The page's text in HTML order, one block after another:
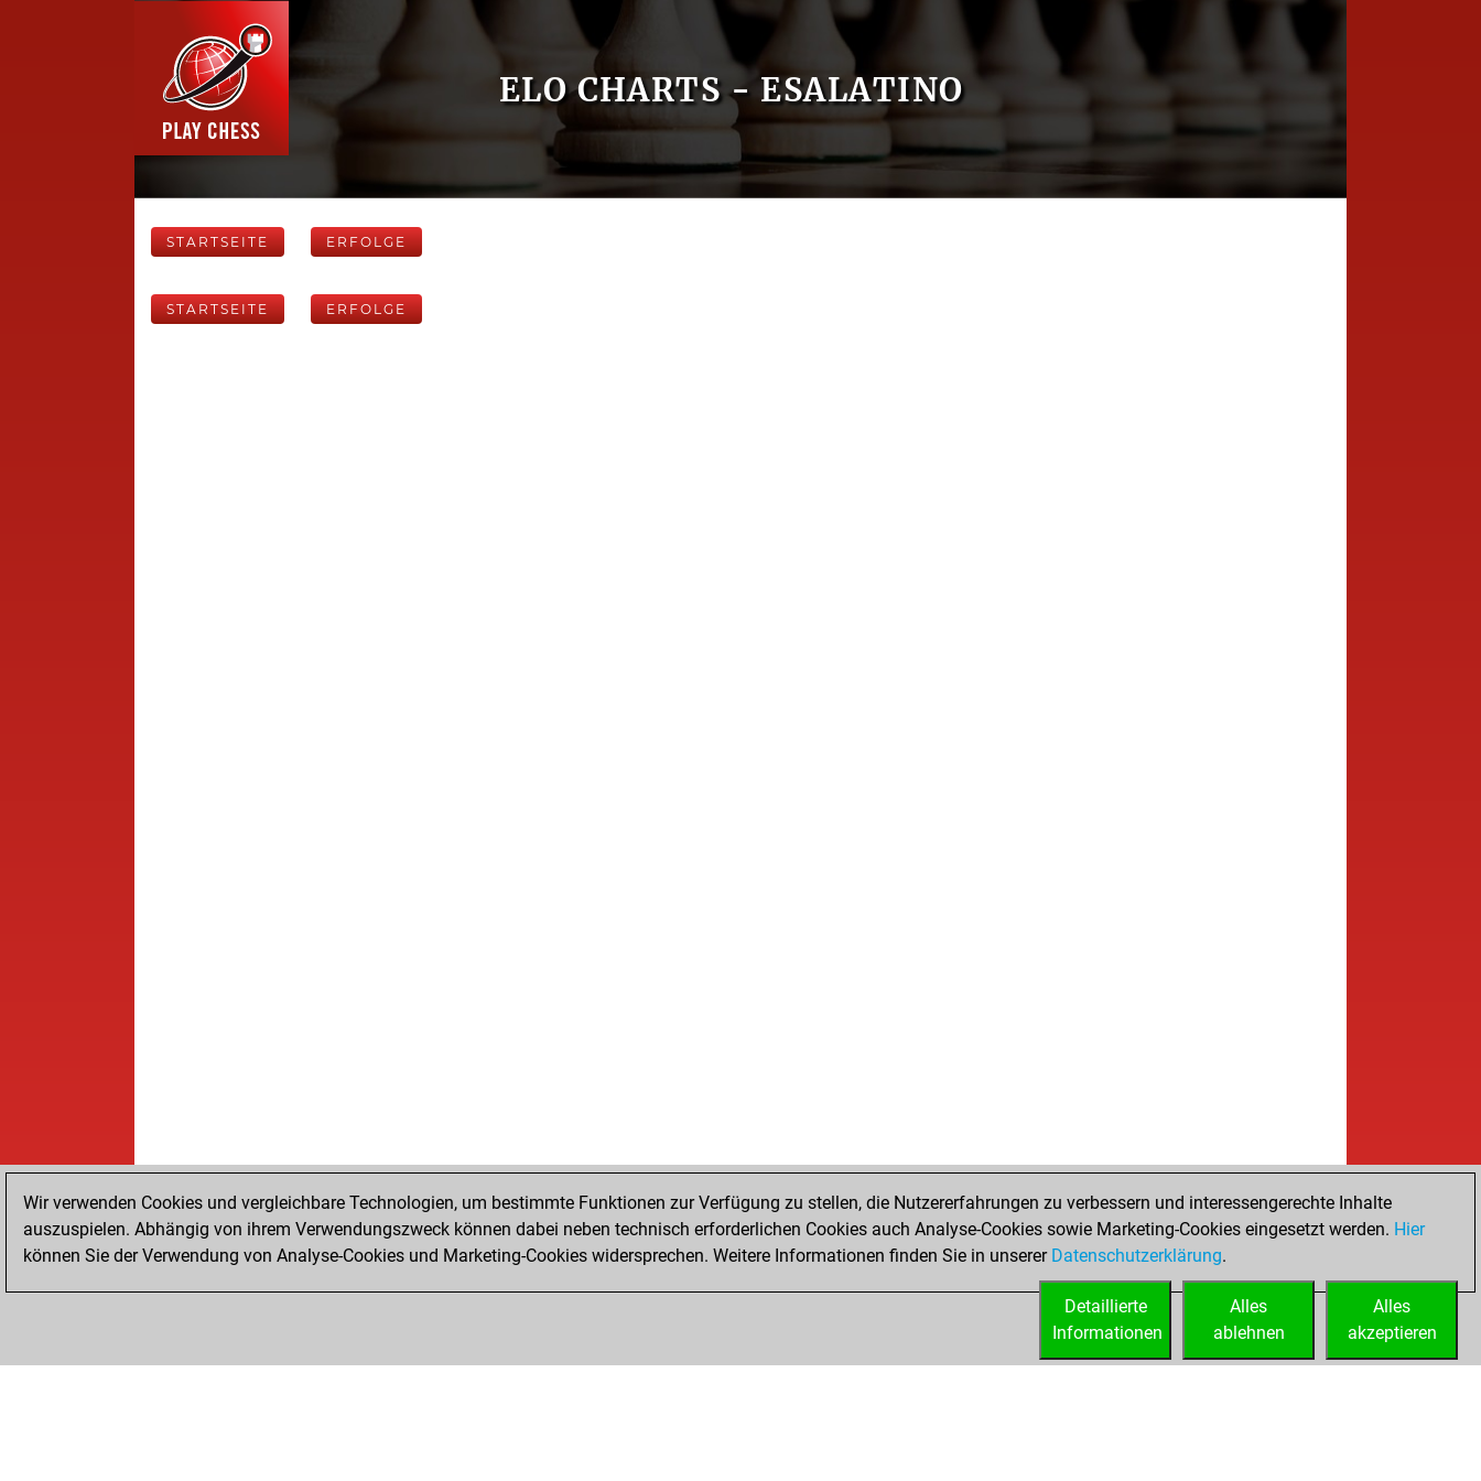
ELO CHARTS - ESALATINO
STARTSEITE ERFOLGE
STARTSEITE ERFOLGE
Wir verwenden Cookies und vergleichbare Technologien, um bestimmte Funktionen zur Verfügung zu stellen, die Nutzererfahrungen zu verbessern und interessengerechte Inhalte
auszuspielen. Abhängig von ihrem Verwendungszweck können dabei neben technisch erforderlichen Cookies auch Analyse-Cookies sowie Marketing-Cookies eingesetzt werden. Hier
können Sie der Verwendung von Analyse-Cookies und Marketing-Cookies widersprechen. Weitere Informationen finden Sie in unserer Datenschutzerklärung.
Alles
akzeptieren
Alles
ablehnen
Detaillierte
Informationen